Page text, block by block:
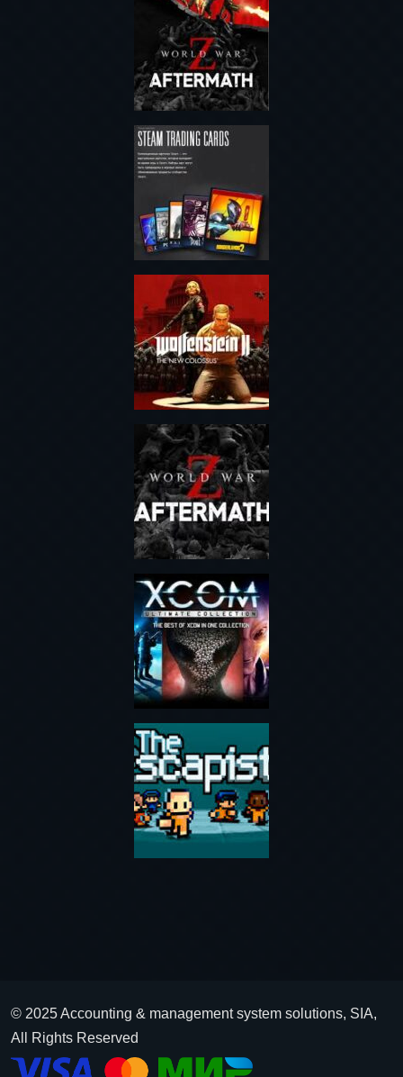
© 2025 Accounting & management system solutions, SIA,
All Rights Reserved